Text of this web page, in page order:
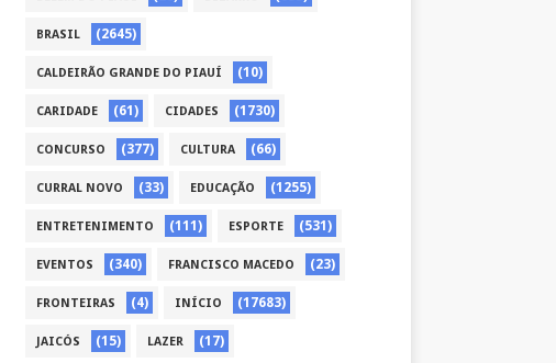
BRASIL (2645)
CALDEIRÃO GRANDE DO PIAUÍ (10)
CARIDADE (61) CIDADES (1730)
CONCURSO (377) CULTURA (66)
CURRAL NOVO (33) EDUCAÇÃO (1255)
ENTRETENIMENTO (111) ESPORTE (531)
EVENTOS (340) FRANCISCO MACEDO (23)
FRONTEIRAS (4) INÍCIO (17683)
JAICÓS (15) LAZER (17)